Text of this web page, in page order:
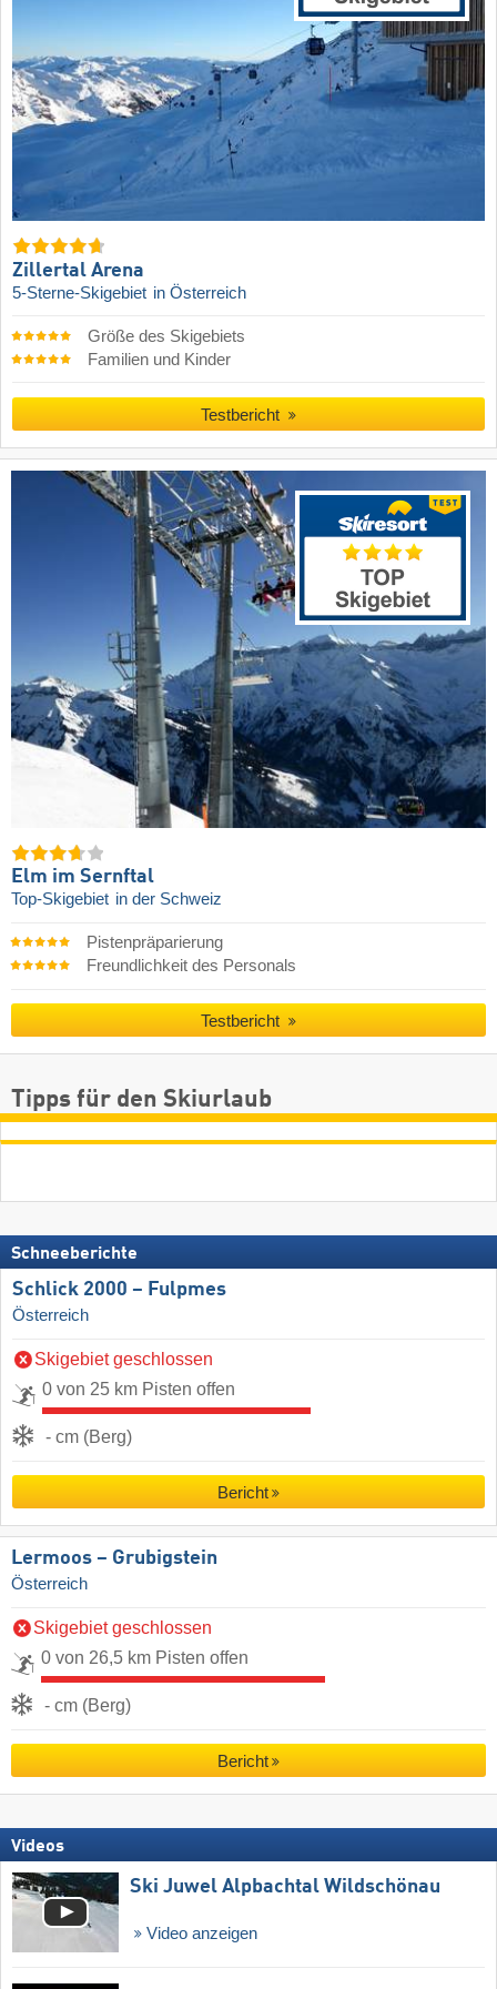
Zillertal Arena
5-Sterne-Skigebiet in Österreich
Größe des Skigebiets
Familien und Kinder
Testbericht
Elm im Sernftal
Top-Skigebiet in der Schweiz
Pistenpräparierung
Freundlichkeit des Personals
Testbericht
Tipps für den Skiurlaub
Schneeberichte
Schlick 2000 – Fulpmes
Österreich
Skigebiet geschlossen
0 von 25 km Pisten offen
- cm (Berg)
Bericht
Lermoos – Grubigstein
Österreich
Skigebiet geschlossen
0 von 26,5 km Pisten offen
- cm (Berg)
Bericht
Videos
Ski Juwel Alpbachtal Wildschönau
Video anzeigen